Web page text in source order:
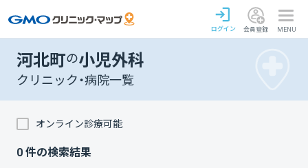
ログイン 会員登録 MENU
河北町の小児外科
クリニック・病院一覧
オンライン診療可能
0 件の検索結果